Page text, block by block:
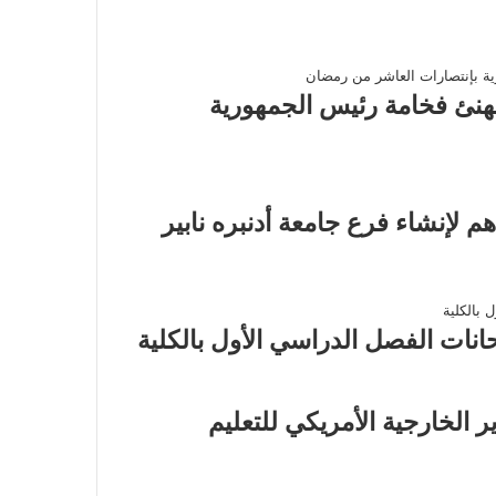
فخامة رئيس الجمهورية
لإنشاء فرع جامعة أدنبره نابير
الفصل الدراسي الأول بالكلية
الخارجية الأمريكي للتعليم